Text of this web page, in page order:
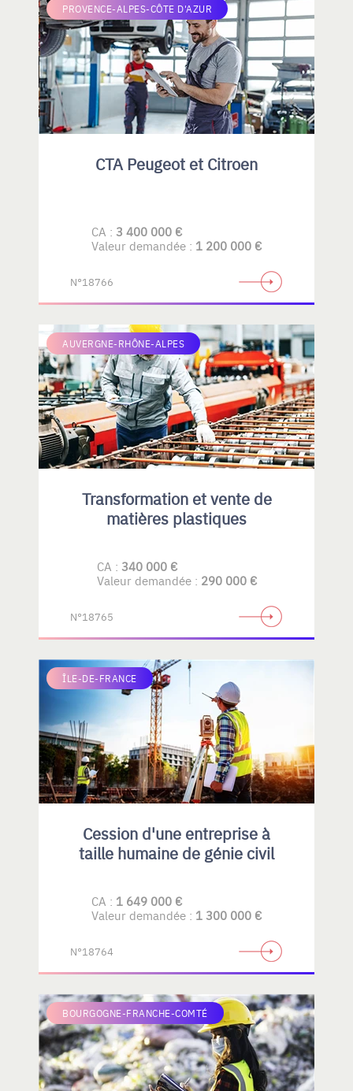
PROVENCE-ALPES-CÔTE D'AZUR
CTA Peugeot et Citroen
CA : 3 400 000 €
Valeur demandée : 1 200 000 €
N°18766
AUVERGNE-RHÔNE-ALPES
Transformation et vente de
matières plastiques
CA : 340 000 €
Valeur demandée : 290 000 €
N°18765
ÎLE-DE-FRANCE
Cession d'une entreprise à
taille humaine de génie civil
CA : 1 649 000 €
Valeur demandée : 1 300 000 €
N°18764
BOURGOGNE-FRANCHE-COMTÉ